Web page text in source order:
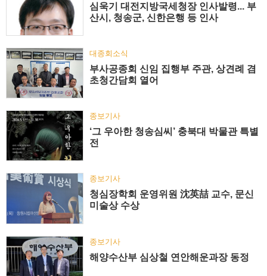
심욱기 대전지방국세청장 인사발령... 부
산시, 청송군, 신한은행 등 인사
대종회소식
부사공종회 신임 집행부 주관, 상견례 겸
초청간담회 열어
종보기사
‘그 우아한 청송심씨’ 충북대 박물관 특별
전
종보기사
청심장학회 운영위원 沈英喆 교수, 문신
미술상 수상
종보기사
해양수산부 심상철 연안해운과장 동정